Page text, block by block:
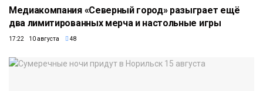
Медиакомпания «Северный город» разыграет ещё
два лимитированных мерча и настольные игры
17:22 10 августа 48